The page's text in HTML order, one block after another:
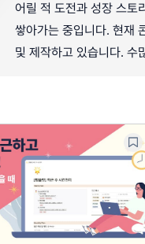
어릴 적 도전과 성장 스토
쌓아가는 중입니다. 현재
및 제작하고 있습니다. 수